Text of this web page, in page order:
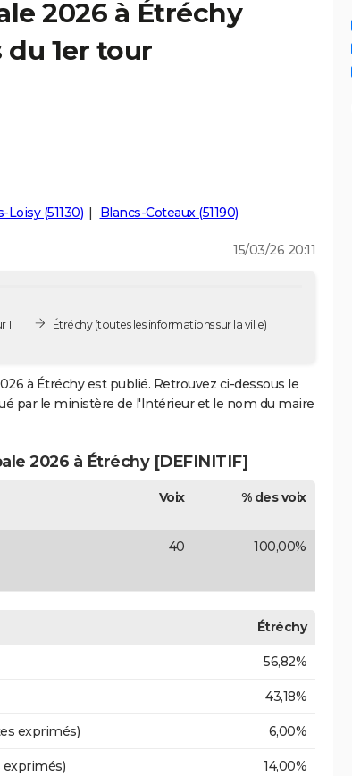
2026 à Étréchy
du 1er tour
Loisy (51130) Blancs-Coteaux (51190)
15/03/26 20:11
1
Étréchy(toutes les informations sur la ville)
à Étréchy est publié. Retrouvez ci-dessous le
par le ministère de l'Intérieur et le nom du maire
2026 à Étréchy [DEFINITIF]
Voix % des voix
40 100,00%
Étréchy
56,82%
43,18%
exprimés) 6,00%
exprimés) 14,00%